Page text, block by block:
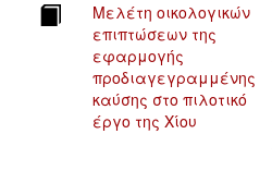
Μελέτη οικολογικών
επιπτώσεων της
εφαρμογής
προδιαγεγραμμένης
καύσης στο πιλοτικό
έργο της Χίου